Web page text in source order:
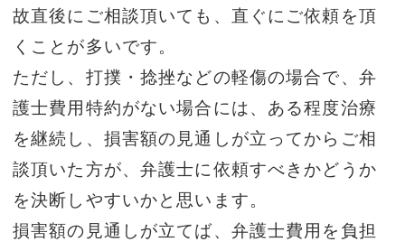
故直後にご相談頂いても、直ぐにご依頼を頂
くことが多いです。
ただし、打撲・捻挫などの軽傷の場合で、弁
護士費用特約がない場合には、ある程度治療
を継続し、損害額の見通しが立ってからご相
談頂いた方が、弁護士に依頼すべきかどうか
を決断しやすいかと思います。
損害額の見通しが立てば、弁護士費用を負担